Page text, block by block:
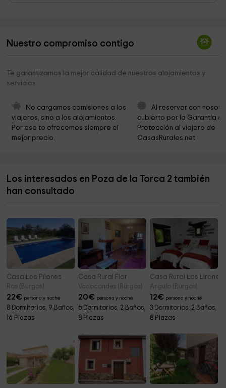
Area Recreativa 4,7 km
Museo Etnográfico
Iglesia de Montejo de Cebas
Iglesia de la Asunción
Ayuntamiento de Navas de Bureba 5,5 km
Necropolis de Quintana-Maria 6,3 km
Nuestro compromiso contigo
Te garantizamos la mejor calidad de nuestros alojamientos y
servicios
No cargamos comisiones a los
viajeros, sino a los alojamientos.
Por eso te ofrecemos siempre el
mejor precio.
Al reservar con
cubierto por la Garantía
Protección al viajero de
CasasRurales.net
Los interesados en Poza de la Torca 2 también
han consultado
Casa Los Pilones
Ros (Burgos)
22€ persona y noche
8 Dormitorios, 9 Baños,
16 Plazas
Casa Rural Flor
Vadocondes (Burgos)
20€ persona y noche
5 Dormitorios, 2 Baños,
8 Plazas
Casa Rural Los Lirones
Angulo (Burgos)
12€ persona y noche
3 Dormitorios, 2 Baños,
8 Plazas